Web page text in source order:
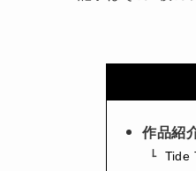
作品紹
Tide